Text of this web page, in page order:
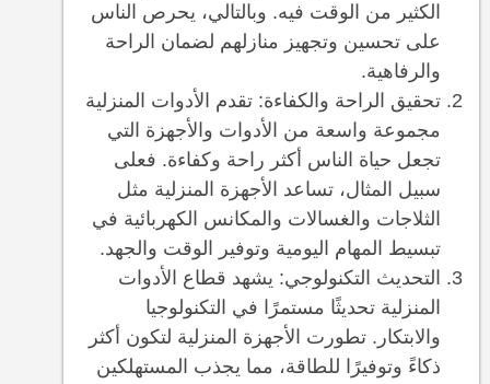
الكثير من الوقت فيه. وبالتالي، يحرص الناس
على تحسين وتجهيز منازلهم لضمان الراحة
والرفاهية.
تحقيق الراحة والكفاءة: تقدم الأدوات المنزلية
مجموعة واسعة من الأدوات والأجهزة التي
تجعل حياة الناس أكثر راحة وكفاءة. فعلى
سبيل المثال، تساعد الأجهزة المنزلية مثل
الثلاجات والغسالات والمكانس الكهربائية في
تبسيط المهام اليومية وتوفير الوقت والجهد.
التحديث التكنولوجي: يشهد قطاع الأدوات
المنزلية تحديثًا مستمرًا في التكنولوجيا
والابتكار. تطورت الأجهزة المنزلية لتكون أكثر
ذكاءً وتوفيرًا للطاقة، مما يجذب المستهلكين